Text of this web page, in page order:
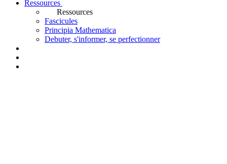
Ressources
Ressources
Fascicules
Principia Mathematica
Debuter, s'informer, se perfectionner